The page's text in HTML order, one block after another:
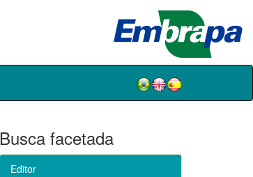
Busca facetada
Editor